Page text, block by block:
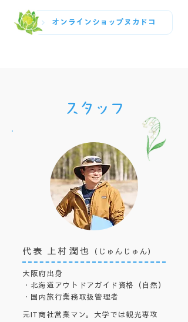
オンラインショップヌカドコ
代表 上村潤也 （じゅんじゅん）
大阪府出身
・北海道アウトドアガイド資格（自然）
・国内旅行業務取扱管理者
元IT商社営業マン。大学では観光専攻
スタッフ